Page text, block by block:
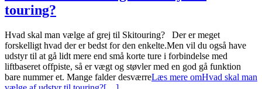
touring?
Hvad skal man vælge af grej til Skitouring? Der er meget
forskelligt hvad der er bedst for den enkelte.Men vil du også have
udstyr til at gå lidt mere end små korte ture i forbindelse med
liftbaseret offpiste, så er vægt og støvler med en god gå funktion
bare nummer et. Mange falder desværreLæs mere omHvad skal man